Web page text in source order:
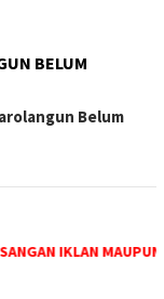
BELUM
Belum
IKLAN MAUPUN